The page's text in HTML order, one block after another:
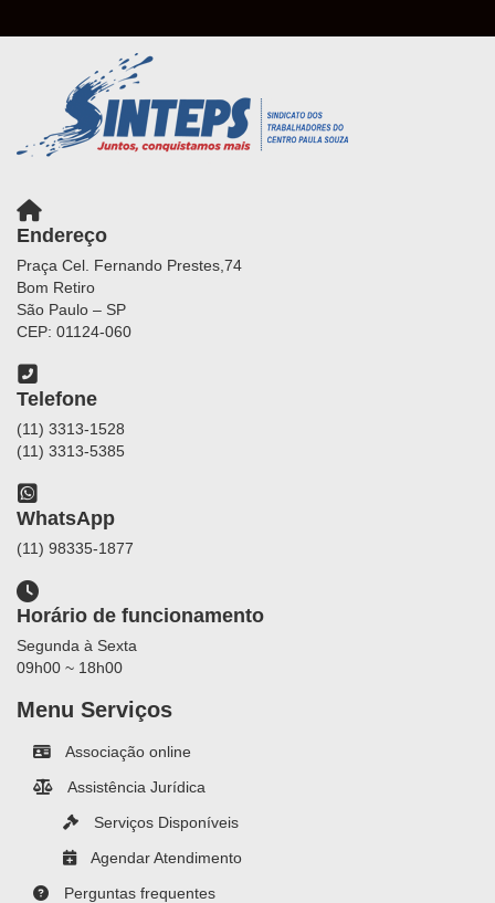
Endereço
Praça Cel. Fernando Prestes,74
Bom Retiro
São Paulo – SP
CEP: 01124-060
Telefone
(11) 3313-1528
(11) 3313-5385
WhatsApp
(11) 98335-1877
Horário de funcionamento
Segunda à Sexta
09h00 ~ 18h00
Menu Serviços
Associação online
Assistência Jurídica
Serviços Disponíveis
Agendar Atendimento
Perguntas frequentes